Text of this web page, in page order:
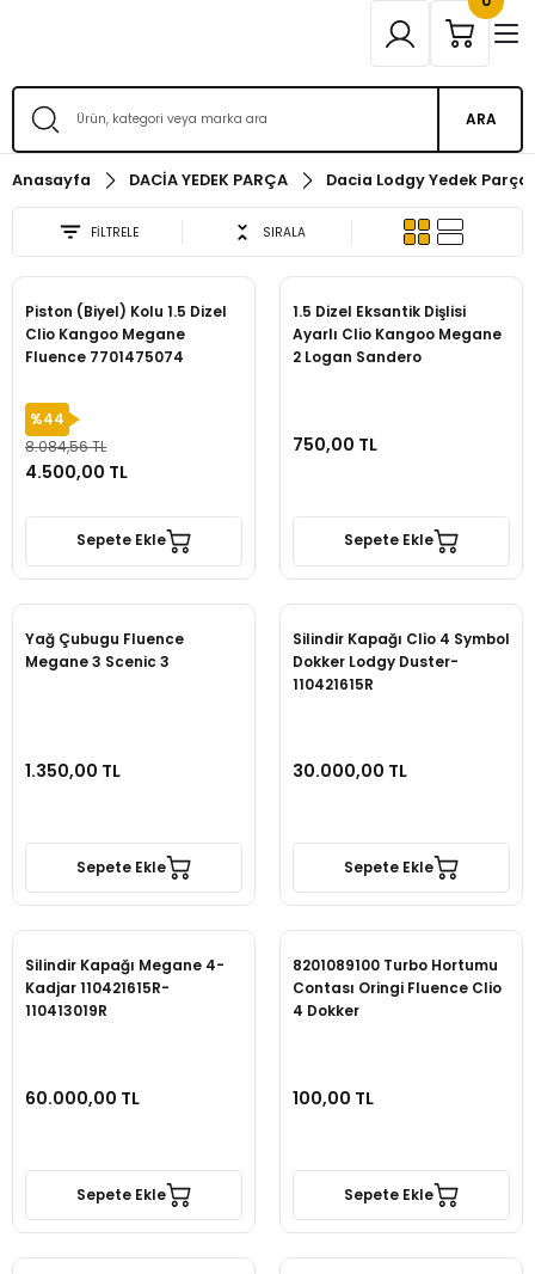
ARA
Anasayfa DACİA YEDEK PARÇA Dacia Lodgy Yedek Parça
FİLTRELE SIRALA
Piston (Biyel) Kolu 1.5 Dizel
Clio Kangoo Megane
Fluence 7701475074
%44
8.084,56 TL
4.500,00 TL
Sepete Ekle
1.5 Dizel Eksantik Dişlisi
Ayarlı Clio Kangoo Megane
2 Logan Sandero
750,00 TL
Sepete Ekle
Yağ Çubugu Fluence
Megane 3 Scenic 3
1.350,00 TL
Sepete Ekle
Silindir Kapağı Clio 4 Symbol
Dokker Lodgy Duster-
110421615R
30.000,00 TL
Sepete Ekle
Silindir Kapağı Megane 4-
Kadjar 110421615R-
110413019R
60.000,00 TL
Sepete Ekle
8201089100 Turbo Hortumu
Contası Oringi Fluence Clio
4 Dokker
100,00 TL
Sepete Ekle